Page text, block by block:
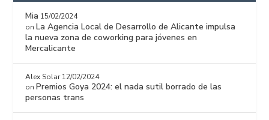
Mia 15/02/2024
on La Agencia Local de Desarrollo de Alicante impulsa
la nueva zona de coworking para jóvenes en
Mercalicante
Alex Solar 12/02/2024
on Premios Goya 2024: el nada sutil borrado de las
personas trans